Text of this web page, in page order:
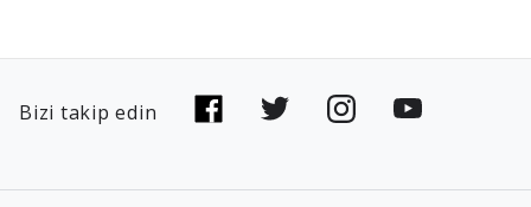
Bizi takip edin